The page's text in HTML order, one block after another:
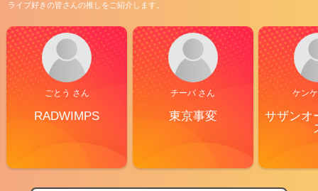
ライブ好きの皆さんの推しをご紹介します。
ごとう さん
RADWIMPS
チーバ さん
東京事変
ケン
サザンオ